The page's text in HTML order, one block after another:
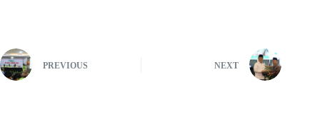
PREVIOUS NEXT